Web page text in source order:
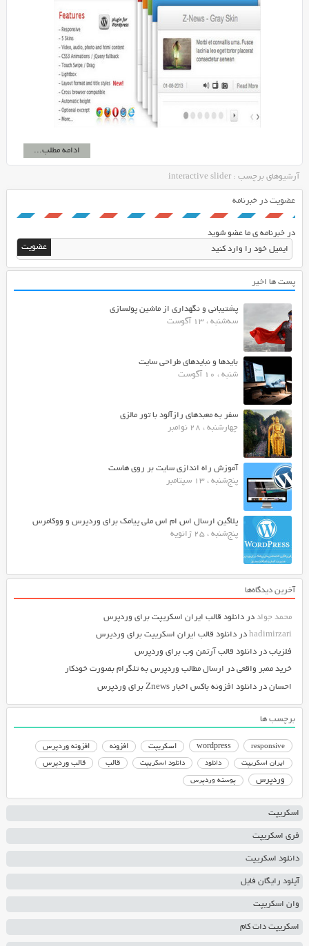
ادامه مطلب...
آرشیوهای برچسب : interactive slider
عضویت در خبرنامه
در خبرنامه ی ما عضو شوید
پست ها اخیر
پشتیبانی و نگهداری از ماشین پولسازی
سه‌شنبه ، 13 آگوست
بایدها و نبایدهای طراحی سایت
شنبه ، 10 آگوست
سفر به معبدهای رازآلود با تور مالزی
چهارشنبه ، 28 نوامبر
آموزش راه اندازی سایت بر روی هاست
پنج‌شنبه ، 13 سپتامبر
پلاگین ارسال اس ام اس ملی پیامک برای وردپرس و ووکامرس
پنج‌شنبه ، 25 ژانویه
آخرین دیدگاه‌ها
محمد جواددر دانلود قالب ایران اسکریپت برای وردپرس
hadimirzariدر دانلود قالب ایران اسکریپت برای وردپرس
فلزیابدر دانلود قالب آرتمن وب برای وردپرس
خرید ممبر واقعیدر ارسال مطالب وردپرس به تلگرام بصورت خودکار
احساندر دانلود افزونه باکس اخبار Znews برای وردپرس
برچسب ها
responsive
wordpress اسکریپت افزونه افزونه وردپرس
ایران اسکریپت دانلود دانلود اسکریپت قالب قالب وردپرس
وردپرس پوسته وردپرس
اسکریپت
فری اسکریپت
دانلود اسکریپت
آپلود رایگان فایل
وان اسکریپت
اسکریپت دات کام